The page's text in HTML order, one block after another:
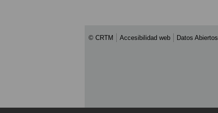
© CRTM Accesibilidad web Datos Abiertos